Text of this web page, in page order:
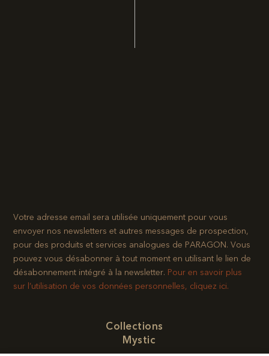
Votre adresse email sera utilisée uniquement pour vous
envoyer nos newsletters et autres messages de prospection,
pour des produits et services analogues de PARAGON. Vous
pouvez vous désabonner à tout moment en utilisant le lien de
désabonnement intégré à la newsletter.​ Pour en savoir plus
sur l’utilisation de vos données personnelles, cliquez ici.
Collections
Mystic